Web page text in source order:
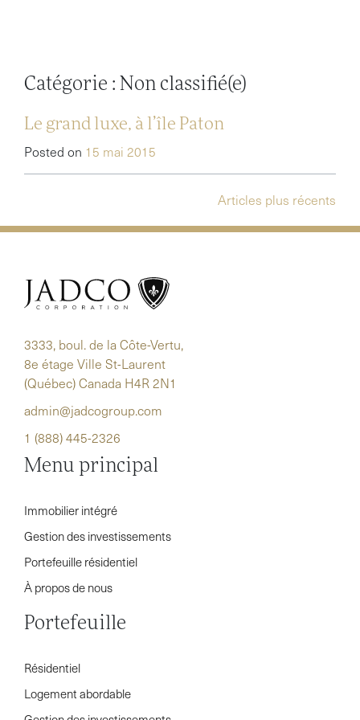
Catégorie : Non classifié(e)
Le grand luxe, à l’île Paton
Posted on 15 mai 2015
des
Articles plus récents
3333, boul. de la Côte-Vertu,
8e étage Ville St-Laurent
(Québec) Canada H4R 2N1
admin@jadcogroup.com
1 (888) 445-2326
Menu principal
Immobilier intégré
Gestion des investissements
Portefeuille résidentiel
À propos de nous
Portefeuille
Résidentiel
Logement abordable